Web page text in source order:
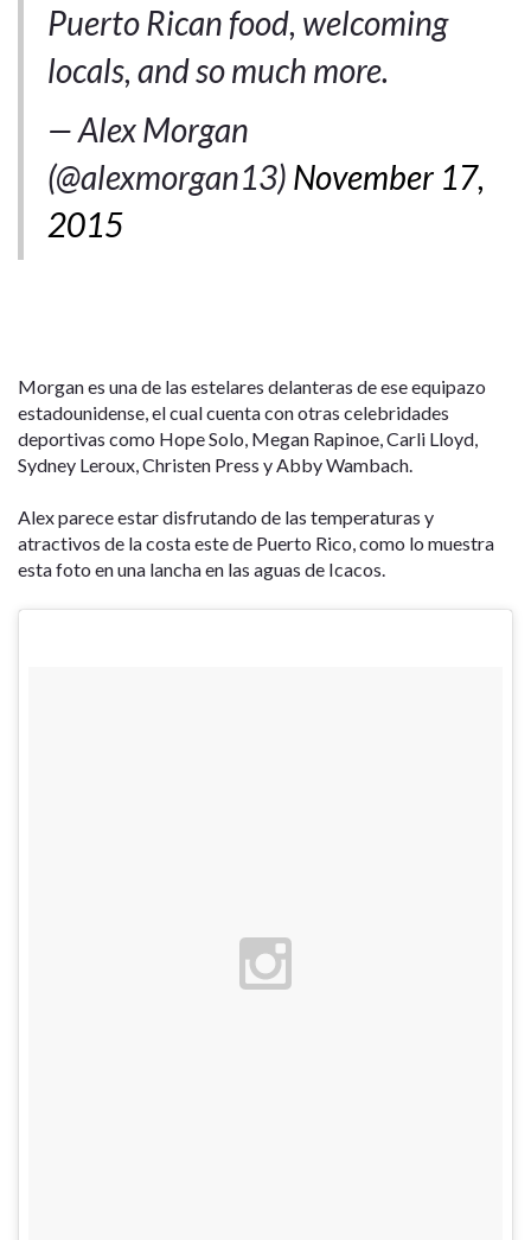
Puerto Rican food, welcoming
locals, and so much more.
— Alex Morgan
(@alexmorgan13) November 17,
2015
Morgan es una de las estelares delanteras de ese equipazo
estadounidense, el cual cuenta con otras celebridades
deportivas como Hope Solo, Megan Rapinoe, Carli Lloyd,
Sydney Leroux, Christen Press y Abby Wambach.
Alex parece estar disfrutando de las temperaturas y
atractivos de la costa este de Puerto Rico, como lo muestra
esta foto en una lancha en las aguas de Icacos.